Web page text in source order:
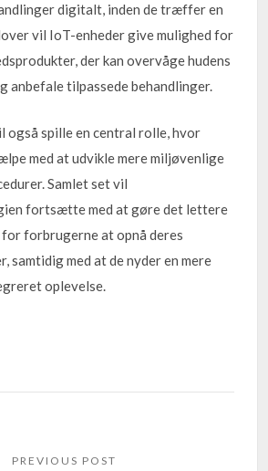
digitalt, inden de træffer en
vil IoT-enheder give mulighed for
der kan overvåge hudens
anbefale tilpassede behandlinger.
spille en central rolle, hvor
med at udvikle mere miljøvenlige
Samlet set vil
fortsætte med at gøre det lettere
forbrugerne at opnå deres
samtidig med at de nyder en mere
oplevelse.